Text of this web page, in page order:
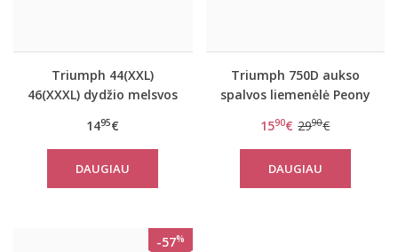
Triumph 44(XXL)
46(XXXL) dydžio melsvos
medvilninė miego
palaidinė Mix Match LSL
TOP Chest Pocket 01
1495€
DAUGIAU
Triumph 750D aukso
spalvos liemenėlė Peony
1590€ 2990€
DAUGIAU
-57%